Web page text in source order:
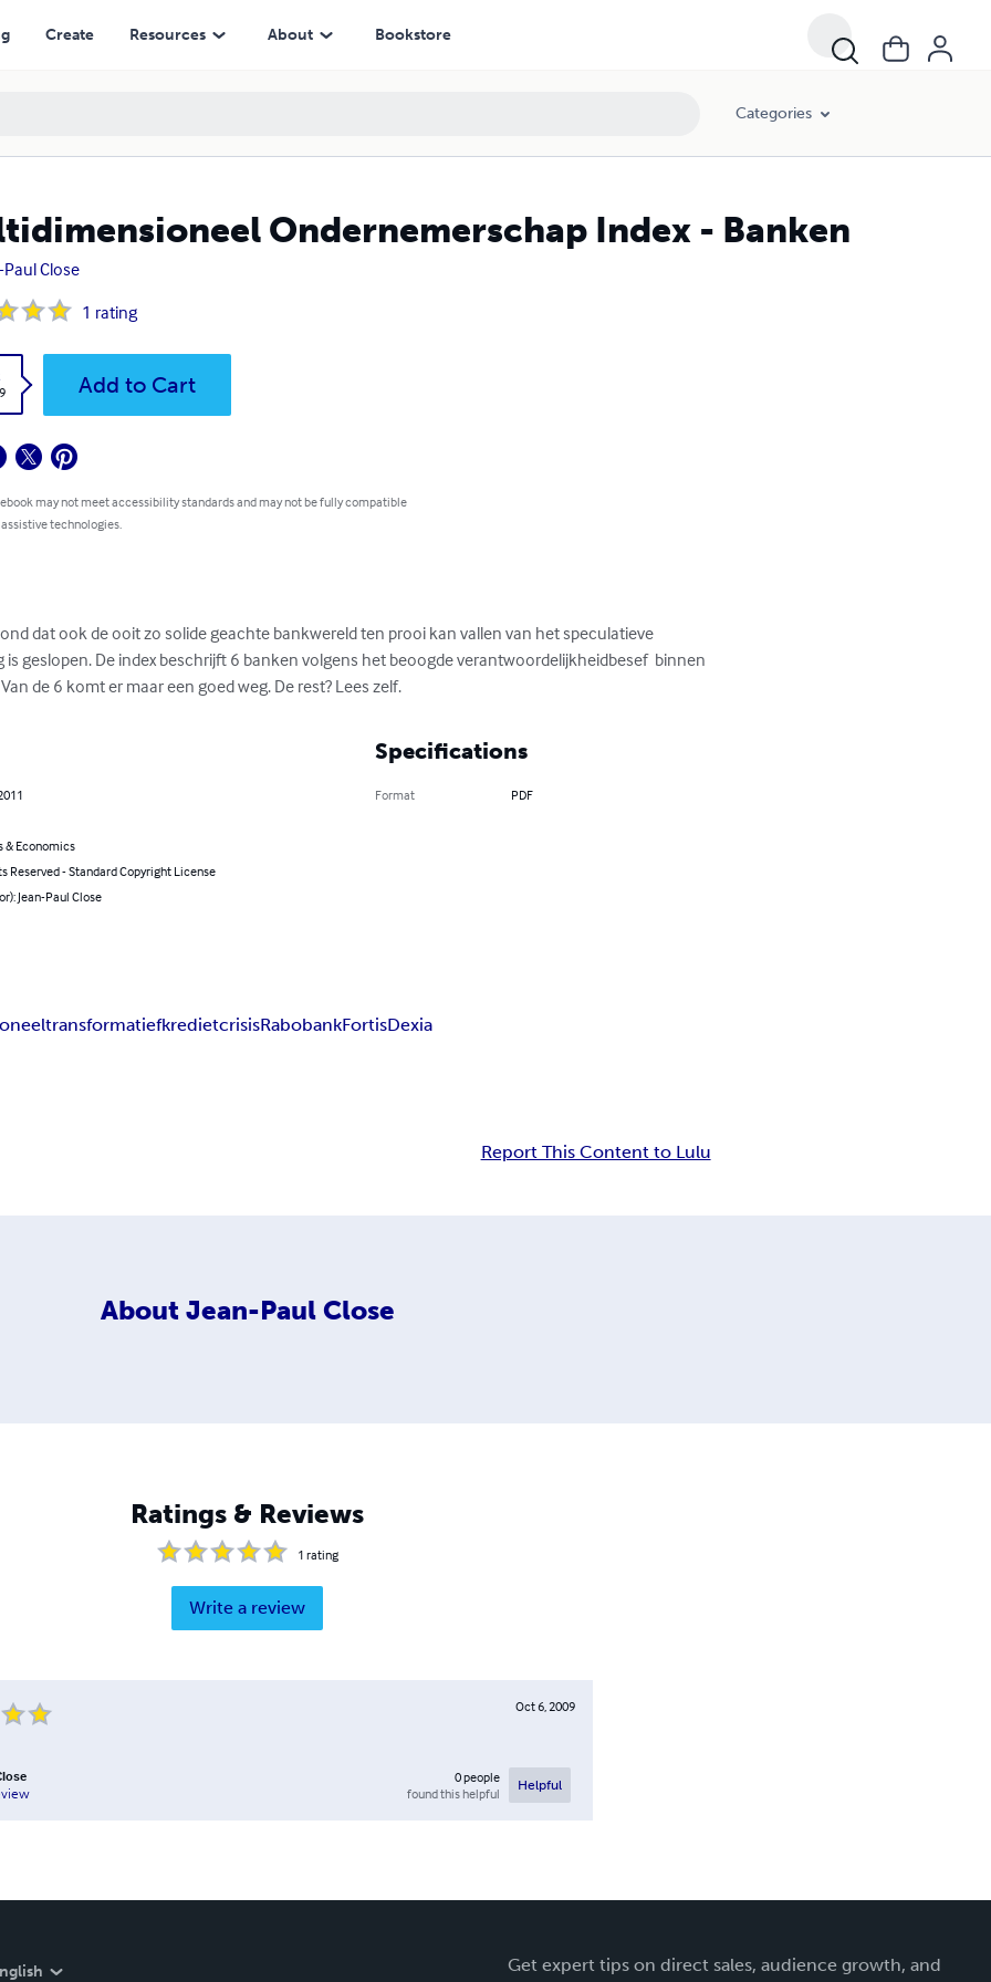
Create Resources About Bookstore
Categories
Ondernemerschap Index - Banken
Paul Close
1 rating
Add to Cart
may not meet accessibility standards and may not be fully compatible
technologies.
dat ook de ooit zo solide geachte bankwereld ten prooi kan vallen van het speculatieve
is geslopen. De index beschrijft 6 banken volgens het beoogde verantwoordelijkheidbesef  binnen
de 6 komt er maar een goed weg. De rest? Lees zelf.
& Economics
Reserved - Standard Copyright License
Jean-Paul Close
Specifications
Format PDF
transformatiefkredietcrisisRabobankFortisDexia
Report This Content to Lulu
About Jean-Paul Close
Ratings & Reviews
1 rating
Write a review
Oct 6, 2009
0people
found this helpful
Helpful
Get expert tips on direct sales, audience growth, and